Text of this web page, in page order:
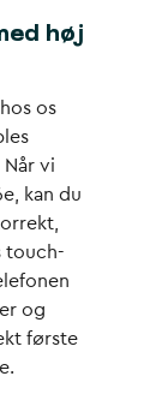
høj
os
vi
kan du
touch-
og
første